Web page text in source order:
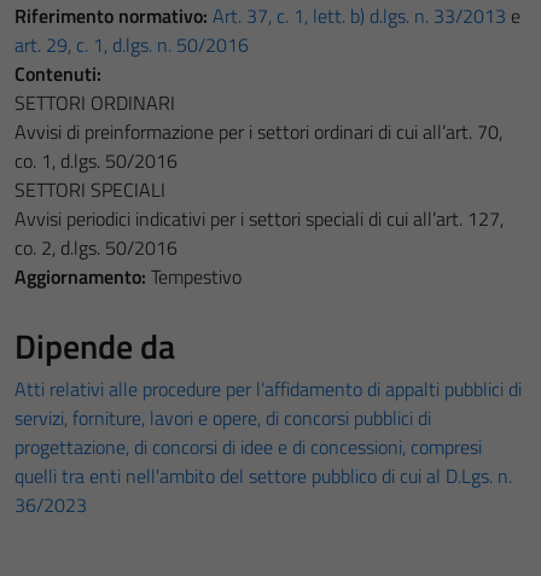
Riferimento normativo: Art. 37, c. 1, lett. b) d.lgs. n. 33/2013 e
art. 29, c. 1, d.lgs. n. 50/2016
Contenuti:
SETTORI ORDINARI
Avvisi di preinformazione per i settori ordinari di cui all’art. 70,
co. 1, d.lgs. 50/2016
SETTORI SPECIALI
Avvisi periodici indicativi per i settori speciali di cui all’art. 127,
co. 2, d.lgs. 50/2016
Aggiornamento: Tempestivo
Dipende da
Atti relativi alle procedure per l’affidamento di appalti pubblici di
servizi, forniture, lavori e opere, di concorsi pubblici di
progettazione, di concorsi di idee e di concessioni, compresi
quelli tra enti nell'ambito del settore pubblico di cui al D.Lgs. n.
36/2023